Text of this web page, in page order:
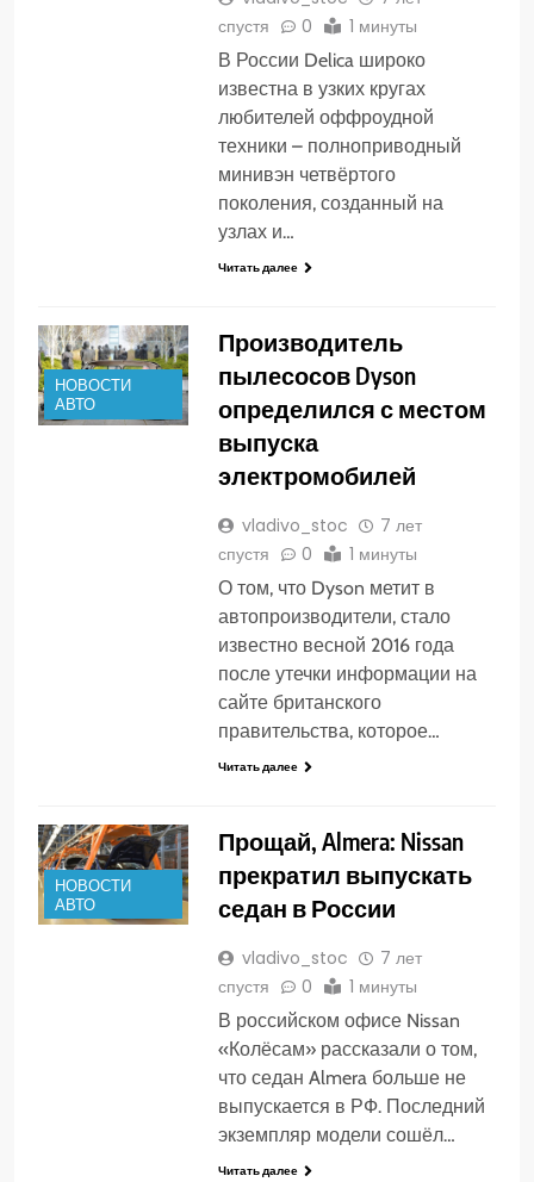
спустя
0 1 минуты
В России Delica широко
известна в узких кругах
любителей оффроудной
техники – полноприводный
минивэн четвёртого
поколения, созданный на
узлах и…
Читать далее
НОВОСТИ
АВТО
Производитель
пылесосов Dyson
определился с местом
выпуска
электромобилей
vladivo_stoc
7 лет
спустя
0 1 минуты
О том, что Dyson метит в
автопроизводители, стало
известно весной 2016 года
после утечки информации на
сайте британского
правительства, которое…
Читать далее
НОВОСТИ
АВТО
Прощай, Almera: Nissan
прекратил выпускать
седан в России
vladivo_stoc
7 лет
спустя
0 1 минуты
В российском офисе Nissan
«Колёсам» рассказали о том,
что седан Almera больше не
выпускается в РФ. Последний
экземпляр модели сошёл…
Читать далее